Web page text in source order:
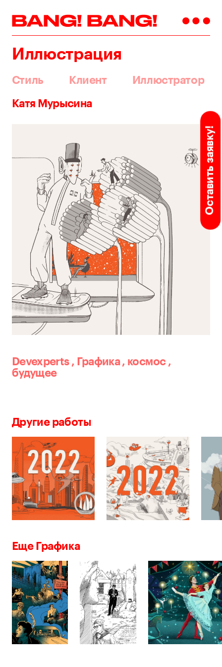
Иллюстрация
Стиль Клиент Иллюстратор
Оставить заявку!
Катя Мурысина
Devexperts , Графика , космос ,
будущее
Другие работы
Еще Графика